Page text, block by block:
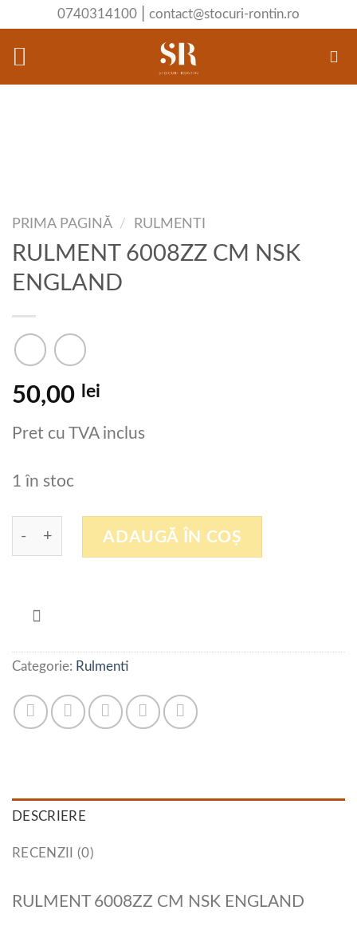
content
0740314100 contact@stocuri-rontin.ro
PRIMA PAGINĂ / RULMENTI
RULMENT 6008ZZ CM NSK
ENGLAND
50,00 lei
Pret cu TVA inclus
1 în stoc
Cantitate RULMENT 6008ZZ CM NSK ENGLAND
ADAUGĂ ÎN COȘ
Categorie: Rulmenti
DESCRIERE
RECENZII (0)
RULMENT 6008ZZ CM NSK ENGLAND